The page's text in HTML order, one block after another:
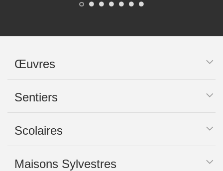
Œuvres
Sentiers
Scolaires
Maisons Sylvestres